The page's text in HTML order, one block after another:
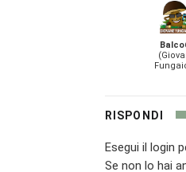
RISPONDI
Esegui il login
Se non lo hai